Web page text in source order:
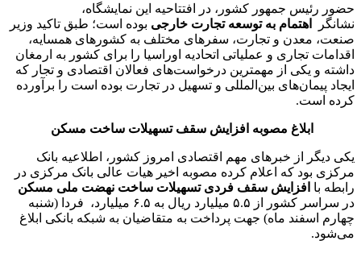
حضور رئیس جمهور کشور، در افتتاحیه این نمایشگاه،
نشانگر
اهتمام به توسعه تجارت خارجی بوده است؛ طبق تاکید وزیر
صنعت، معدن و تجارت، سفرهای مختلف به کشورهای همسایه،
اقدامات تجاری و عملیاتی اتحادیه اوراسیا را برای کشور به ارمغان
داشته و یکی از مهمترین درخواست‌های فعالان اقتصادی و تجار که
ایجاد پیمان‌های بین‌المللی و تسهیل در تجارت بوده است را برآورده
کرده‌ است.
ابلاغ مصوبه افزایش سقف تسهیلات ساخت مسکن
یکی دیگر از خبرهای مهم اقتصادی امروز کشور، اطلاعیه بانک
مرکزی بود که اعلام کرده مصوبه اخیر هیات عالی بانک مرکزی در
رابطه با افزایش سقف فردی تسهیلات ساخت نهضت ملی مسکن
در سراسر کشور از ۵.۵ میلیارد ریال به ۶.۵ میلیارد، فردا (شنبه
چهارم اسفند ماه) جهت پرداخت به متقاضیان به شبکه بانکی ابلاغ
می‌شود.